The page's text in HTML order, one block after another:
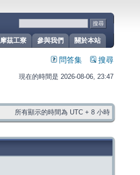
關於本站
參與我們
摩茲工寮
問答集 搜尋
現在的時間是 2026-08-06, 23:47
所有顯示的時間為 UTC + 8 小時